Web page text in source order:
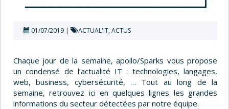
01/07/2019 ACTUAL'IT,ACTUS
Chaque jour de la semaine, apollo/Sparks vous propose
un condensé de l’actualité IT : technologies, langages,
web, business, cybersécurité, … Tout au long de la
semaine, retrouvez ici en quelques lignes les grandes
informations du secteur détectées par notre équipe.